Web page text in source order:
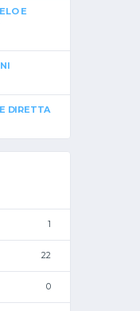
E
DIRETTA
1
22
0